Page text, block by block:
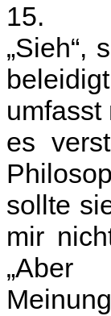
15.
„Sieh“,
umfasst
es
sollte
mir
„Aber